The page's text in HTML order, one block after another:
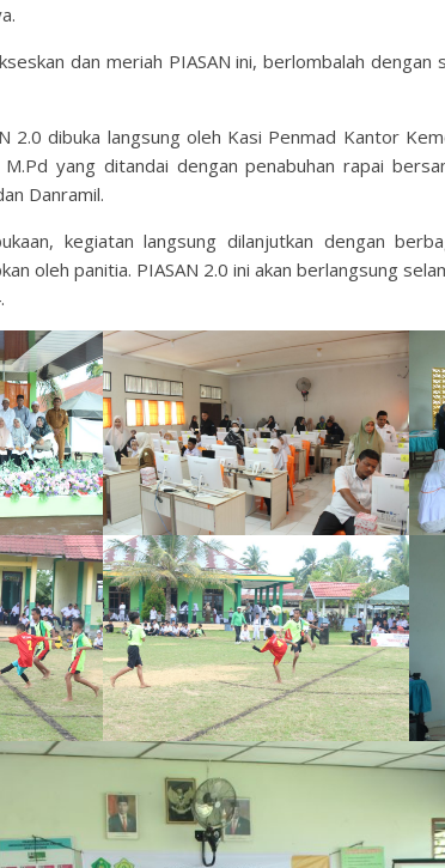
dan meriah PIASAN ini, berlombalah
2.0 dibuka langsung oleh Kasi Penmad Kantor
M.Pd yang ditandai dengan penabuhan rapai
Danramil.
kegiatan langsung dilanjutkan dengan
oleh panitia. PIASAN 2.0 ini akan berlangsung